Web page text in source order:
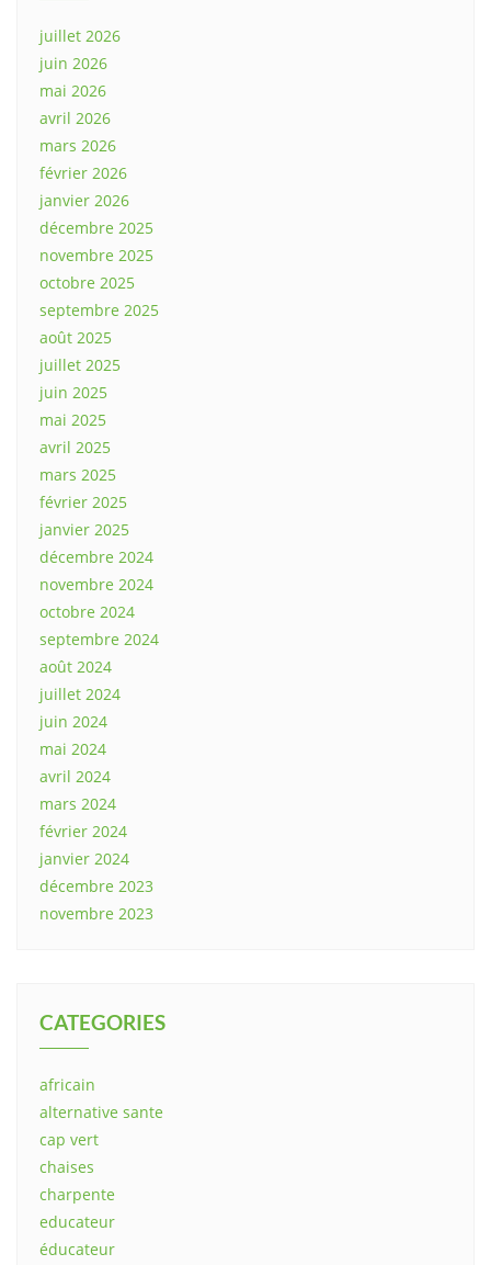
juillet 2026
juin 2026
mai 2026
avril 2026
mars 2026
février 2026
janvier 2026
décembre 2025
novembre 2025
octobre 2025
septembre 2025
août 2025
juillet 2025
juin 2025
mai 2025
avril 2025
mars 2025
février 2025
janvier 2025
décembre 2024
novembre 2024
octobre 2024
septembre 2024
août 2024
juillet 2024
juin 2024
mai 2024
avril 2024
mars 2024
février 2024
janvier 2024
décembre 2023
novembre 2023
CATEGORIES
africain
alternative sante
cap vert
chaises
charpente
educateur
éducateur